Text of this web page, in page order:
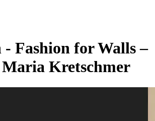
Fashion for Walls –
Kretschmer